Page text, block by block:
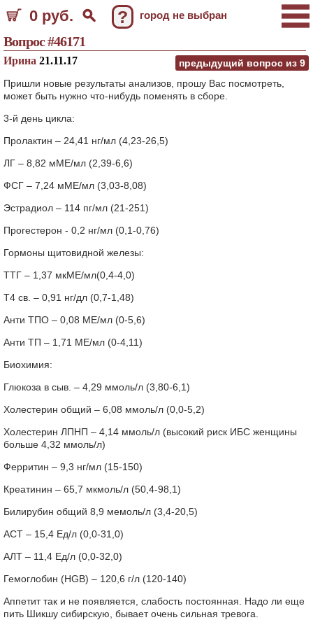
0 руб. ? город не выбран
Вопрос #46171
предыдущий вопрос из 9
Ирина 21.11.17
Пришли новые результаты анализов, прошу Вас посмотреть,
может быть нужно что-нибудь поменять в сборе.
3-й день цикла:
Пролактин – 24,41 нг/мл (4,23-26,5)
ЛГ – 8,82 мМЕ/мл (2,39-6,6)
ФСГ – 7,24 мМЕ/мл (3,03-8,08)
Эстрадиол – 114 пг/мл (21-251)
Прогестерон - 0,2 нг/мл (0,1-0,76)
Гормоны щитовидной железы:
ТТГ – 1,37 мкМЕ/мл(0,4-4,0)
Т4 св. – 0,91 нг/дл (0,7-1,48)
Анти ТПО – 0,08 МЕ/мл (0-5,6)
Анти ТП – 1,71 МЕ/мл (0-4,11)
Биохимия:
Глюкоза в сыв. – 4,29 ммоль/л (3,80-6,1)
Холестерин общий – 6,08 ммоль/л (0,0-5,2)
Холестерин ЛПНП – 4,14 ммоль/л (высокий риск ИБС женщины
больше 4,32 ммоль/л)
Ферритин – 9,3 нг/мл (15-150)
Креатинин – 65,7 мкмоль/л (50,4-98,1)
Билирубин общий 8,9 мемоль/л (3,4-20,5)
АСТ – 15,4 Ед/л (0,0-31,0)
АЛТ – 11,4 Ед/л (0,0-32,0)
Гемоглобин (HGB) – 120,6 г/л (120-140)
Аппетит так и не появляется, слабость постоянная. Надо ли еще
пить Шикшу сибирскую, бывает очень сильная тревога.